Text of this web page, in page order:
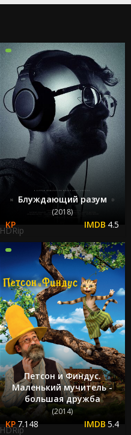
Блуждающий разум
(2018)
4.5
HDRip
Петсон и Финдус.
Маленький мучитель -
большая дружба
(2014)
7.148 5.4
HDRip